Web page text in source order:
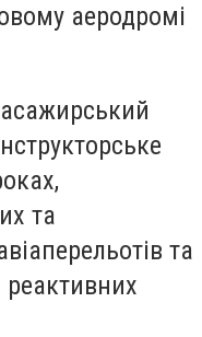
аеродромі
та
та